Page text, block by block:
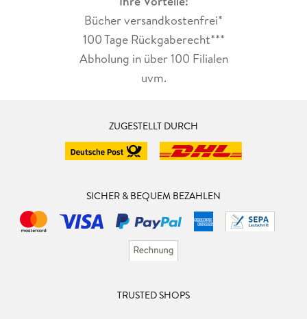
Bücher versandkostenfrei*
100 Tage Rückgaberecht***
Abholung in über 100 Filialen
uvm.
ZUGESTELLT DURCH
SICHER & BEQUEM BEZAHLEN
TRUSTED SHOPS